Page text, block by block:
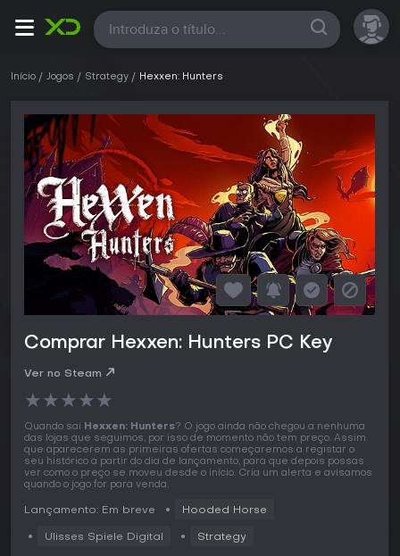
Todas
Início Jogos Strategy Hexxen: Hunters
Comprar Hexxen: Hunters PC Key
Ver no Steam
★★★★★
Quando sai Hexxen: Hunters? O jogo ainda não chegou a nenhuma
das lojas que seguimos, por isso de momento não tem preço. Assim
que aparecerem as primeiras ofertas começaremos a registar o
seu histórico a partir do dia de lançamento, para que depois possas
ver como o preço se moveu desde o início. Cria um alerta e avisamos
quando o jogo for para venda.
Lançamento: Em breve Hooded Horse
Ulisses Spiele Digital Strategy